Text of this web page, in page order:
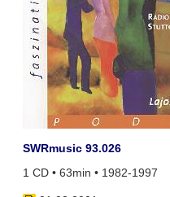
SWRmusic 93.026
1 CD • 63min • 1982-1997